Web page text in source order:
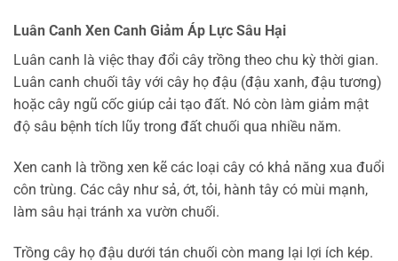
Luân Canh Xen Canh Giảm Áp Lực Sâu Hại
Luân canh là việc thay đổi cây trồng theo chu kỳ thời gian.
Luân canh chuối tây với cây họ đậu (đậu xanh, đậu tương)
hoặc cây ngũ cốc giúp cải tạo đất. Nó còn làm giảm mật
độ sâu bệnh tích lũy trong đất chuối qua nhiều năm.
Xen canh là trồng xen kẽ các loại cây có khả năng xua đuổi
côn trùng. Các cây như sả, ớt, tỏi, hành tây có mùi mạnh,
làm sâu hại tránh xa vườn chuối.
Trồng cây họ đậu dưới tán chuối còn mang lại lợi ích kép.